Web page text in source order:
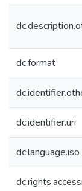
dc.format
dc.identifier.uri
dc.language.iso